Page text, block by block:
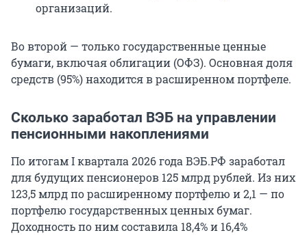
организаций.
Во второй — только государственные ценные
бумаги, включая облигации (ОФЗ). Основная доля
средств (95%) находится в расширенном портфеле.
Сколько заработал ВЭБ на управлении
пенсионными накоплениями
По итогам I квартала 2026 года ВЭБ.РФ заработал
для будущих пенсионеров 125 млрдрублей. Из них
123,5 млрдпо расширенному портфелю и 2,1 — по
портфелю государственных ценных бумаг.
Доходность по ним составила 18,4% и 16,4%